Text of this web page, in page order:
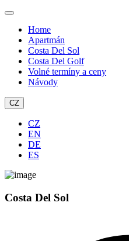
Home
Apartmán
Costa Del Sol
Costa Del Golf
Volné termíny a ceny
Návody
CZ
CZ
EN
DE
ES
Costa Del Sol